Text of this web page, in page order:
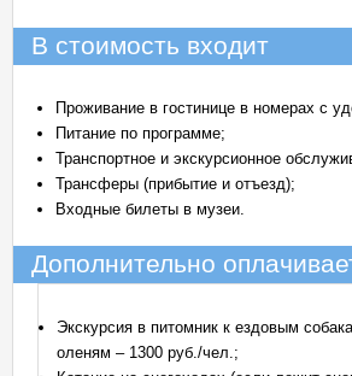
В стоимость входит
Проживание в гостинице в номерах с
Питание по программе;
Транспортное и экскурсионное
Трансферы (прибытие и отъезд);
Входные билеты в музеи.
Дополнительно
Экскурсия в питомник к ездовым
оленям – 1300 руб./чел.;